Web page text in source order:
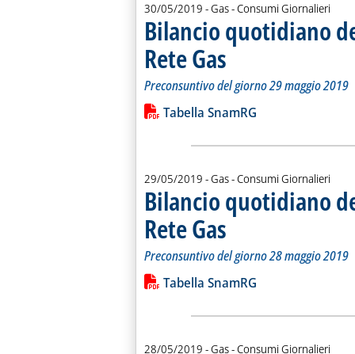
30/05/2019 - Gas - Consumi Giornalieri
Bilancio quotidiano
Rete Gas . Sottotitolo: Preconsuntivo del
. Pubblicata giovedì 30 maggio
Preconsuntivo del giorno 29 maggio 2019
Leggi tutta la notizia: 'Bilancio
Lista allegati PDF alla notizia
Tabella SnamRG
29/05/2019 - Gas - Consumi Giornalieri
Bilancio quotidiano
Rete Gas . Sottotitolo: Preconsuntivo del
. Pubblicata mercoledì 29 maggio
Preconsuntivo del giorno 28 maggio 2019
Leggi tutta la notizia: 'Bilancio
Lista allegati PDF alla notizia
Tabella SnamRG
28/05/2019 - Gas - Consumi Giornalieri